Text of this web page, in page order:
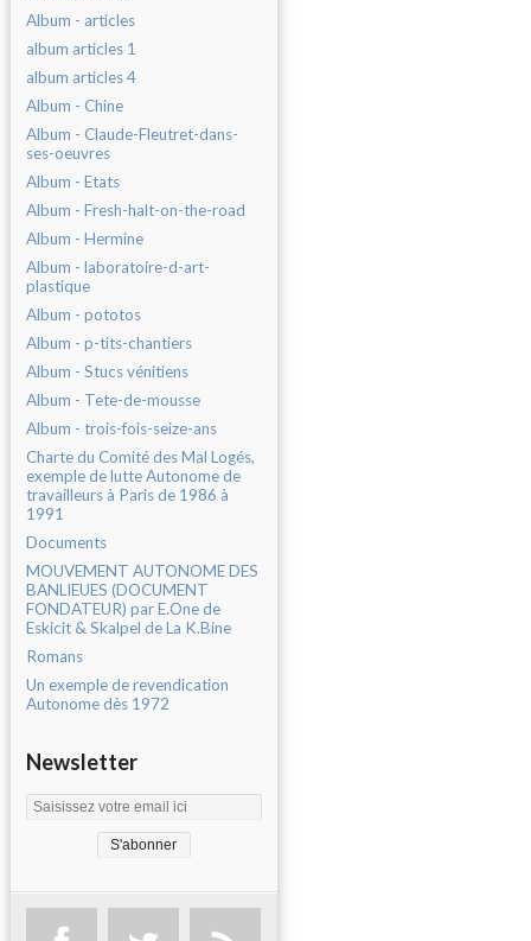
Album - articles
album articles 1
album articles 4
Album - Chine
Album - Claude-Fleutret-dans-
ses-oeuvres
Album - Etats
Album - Fresh-halt-on-the-road
Album - Hermine
Album - laboratoire-d-art-
plastique
Album - pototos
Album - p-tits-chantiers
Album - Stucs vénitiens
Album - Tete-de-mousse
Album - trois-fois-seize-ans
Charte du Comité des Mal Logés,
exemple de lutte Autonome de
travailleurs à Paris de 1986 à
1991
Documents
MOUVEMENT AUTONOME DES
BANLIEUES (DOCUMENT
FONDATEUR) par E.One de
Eskicit & Skalpel de La K.Bine
Romans
Un exemple de revendication
Autonome dès 1972
Newsletter